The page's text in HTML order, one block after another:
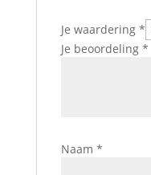
Je waardering *
Je beoordeling *
Naam *